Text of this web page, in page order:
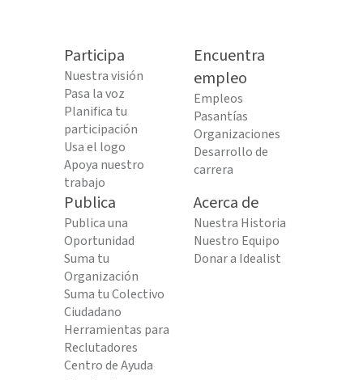
Participa
Nuestra visión
Pasa la voz
Planifica tu
participación
Usa el logo
Apoya nuestro
trabajo
Encuentra
empleo
Empleos
Pasantías
Organizaciones
Desarrollo de
carrera
Publica
Publica una
Oportunidad
Suma tu
Organización
Suma tu Colectivo
Ciudadano
Herramientas para
Reclutadores
Centro de Ayuda
Acerca de
Nuestra Historia
Nuestro Equipo
Donar a Idealist